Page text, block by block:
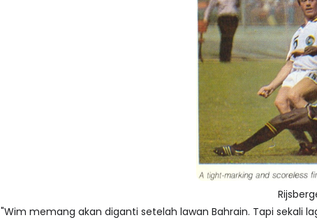
"Wim memang akan diganti setelah lawan Bahrain. Tapi sekali